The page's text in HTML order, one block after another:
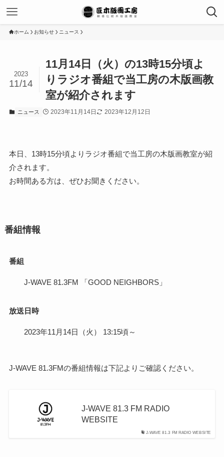
ホーム お知らせ ニュース
11月14日（火）の13時15分頃よ
りラジオ番組で当工房の木版画教
室が紹介されます
2023
11/14
ニュース 2023年11月14日 2023年12月12日
本日、13時15分頃よりラジオ番組で当工房の木版画教室が紹
介されます。
お時間ある方は、ぜひお聞きください。
番組情報
番組
J-WAVE 81.3FM 「GOOD NEIGHBORS」
放送日時
2023年11月14日（火） 13:15頃～
J-WAVE 81.3FMの番組情報は下記よりご確認ください。
J-WAVE 81.3 FM RADIO WEBSITE
J-WAVE 81.3 FM RADIO
WEBSITE